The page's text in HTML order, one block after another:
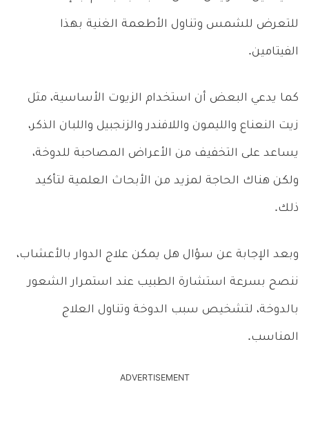
للتعرض للشمس وتناول الأطعمة الغنية بهذا
الفيتامين.
كما يدعي البعض أن استخدام الزيوت الأساسية، مثل
زيت النعناع والليمون واللافندر والزنجبيل واللبان الذكر،
يساعد على التخفيف من الأعراض المصاحبة للدوخة،
ولكن هناك الحاجة لمزيد من الأبحاث العلمية لتأكيد
ذلك.
وبعد الإجابة عن سؤال هل يمكن علاج الدوار بالأعشاب،
ننصح بسرعة استشارة الطبيب عند استمرار الشعور
بالدوخة، لتشخيص سبب الدوخة وتناول العلاج
المناسب.
ADVERTISEMENT